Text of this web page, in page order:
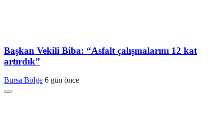
Başkan Vekili Biba: “Asfalt çalışmalarını 12 kat
artırdık”
Bursa Bölge 6 gün önce